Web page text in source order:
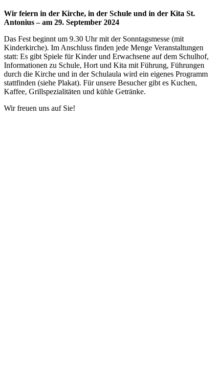
Wir feiern in der Kirche, in der Schule und in der Kita St.
Antonius – am 29. September 2024
Das Fest beginnt um 9.30 Uhr mit der Sonntagsmesse (mit
Kinderkirche). Im Anschluss finden jede Menge Veranstaltungen
statt: Es gibt Spiele für Kinder und Erwachsene auf dem Schulhof,
Informationen zu Schule, Hort und Kita mit Führung, Führungen
durch die Kirche und in der Schulaula wird ein eigenes Programm
stattfinden (siehe Plakat). Für unsere Besucher gibt es Kuchen,
Kaffee, Grillspezialitäten und kühle Getränke.
Wir freuen uns auf Sie!